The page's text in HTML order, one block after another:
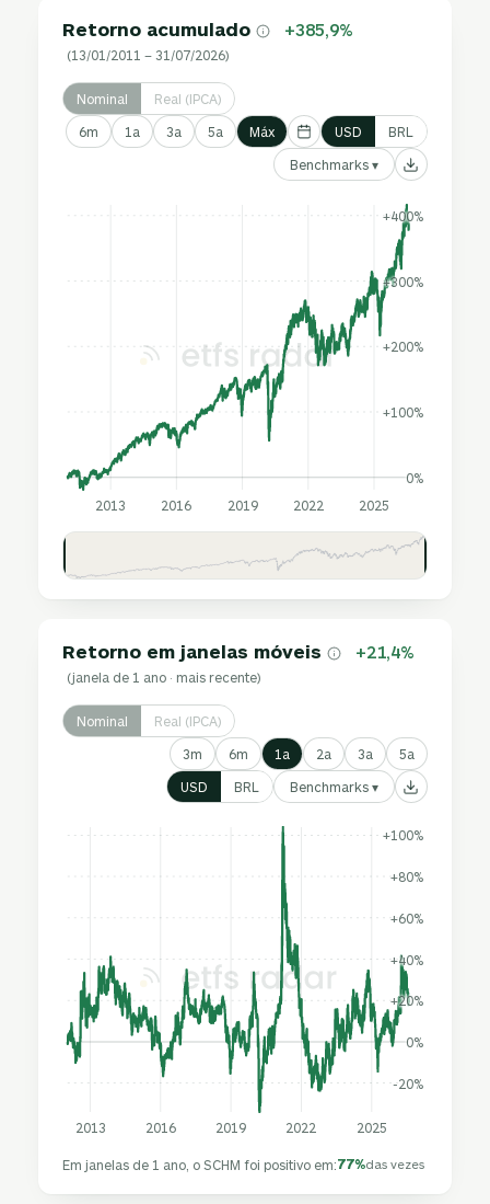
Retorno acumulado +385,9%
(13/01/2011 – 31/07/2026)
Nominal Real (IPCA)
6m 1a 3a 5a Máx USD BRL
Benchmarks ▾
0%
+100%
+200%
+300%
+400%
2013 2016 2019 2022 2025
Retorno em janelas móveis +21,4%
(janela de 1 ano · mais recente)
Nominal Real (IPCA)
3m 6m 1a 2a 3a 5a
USD BRL Benchmarks ▾
-20%
0%
+20%
+40%
+60%
+80%
+100%
2013 2016 2019 2022 2025
Em janelas de 1 ano, o SCHM foi positivo em:77%das vezes